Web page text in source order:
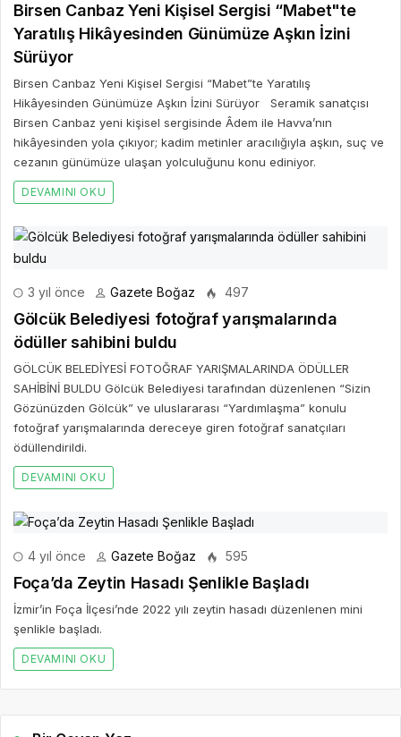
Birsen Canbaz Yeni Kişisel Sergisi “Mabet"te
Yaratılış Hikâyesinden Günümüze Aşkın İzini
Sürüyor
Birsen Canbaz Yeni Kişisel Sergisi “Mabet”te Yaratılış
Hikâyesinden Günümüze Aşkın İzini Sürüyor Seramik sanatçısı
Birsen Canbaz yeni kişisel sergisinde Âdem ile Havva’nın
hikâyesinden yola çıkıyor; kadim metinler aracılığıyla aşkın, suç ve
cezanın günümüze ulaşan yolculuğunu konu ediniyor.
DEVAMINI OKU
3 yıl önce Gazete Boğaz 497
Gölcük Belediyesi fotoğraf yarışmalarında
ödüller sahibini buldu
GÖLCÜK BELEDİYESİ FOTOĞRAF YARIŞMALARINDA ÖDÜLLER
SAHİBİNİ BULDU Gölcük Belediyesi tarafından düzenlenen “Sizin
Gözünüzden Gölcük” ve uluslararası “Yardımlaşma” konulu
fotoğraf yarışmalarında dereceye giren fotoğraf sanatçıları
ödüllendirildi.
DEVAMINI OKU
4 yıl önce Gazete Boğaz 595
Foça’da Zeytin Hasadı Şenlikle Başladı
İzmir’in Foça İlçesi’nde 2022 yılı zeytin hasadı düzenlenen mini
şenlikle başladı.
DEVAMINI OKU